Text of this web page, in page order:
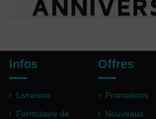
Infos
Livraison
Formulaire de
Offres
Promotions
Nouveaux